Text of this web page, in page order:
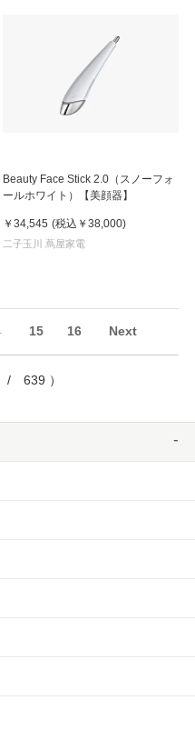
Beauty Face Stick 2.0（スノーフォ
ールホワイト）【美顔器】
￥34,545 (税込 ￥38,000)
二子玉川 蔦屋家電
15 16 Next
/ 639 ）